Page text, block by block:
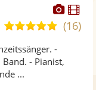
5,0
Sternen
(16)
-
- Pianist,
...